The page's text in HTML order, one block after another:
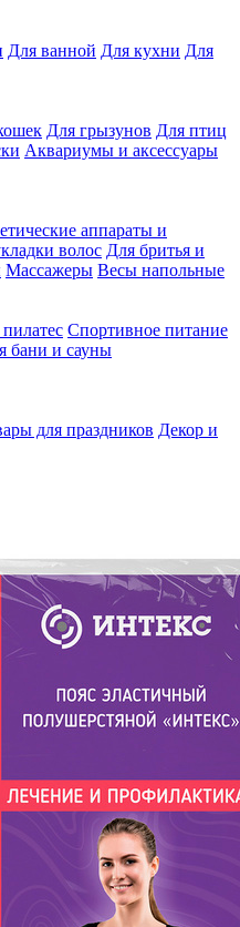
Для ванной Для кухни Для
Для грызунов Для птиц
Аквариумы и аксессуары
аппараты и
волос Для бритья и
Массажеры Весы напольные
Спортивное питание
бани и сауны
для праздников Декор и